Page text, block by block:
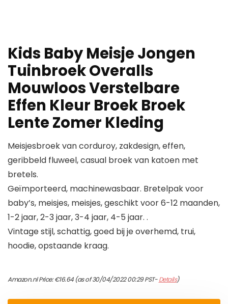
Kids Baby Meisje Jongen
Tuinbroek Overalls
Mouwloos Verstelbare
Effen Kleur Broek Broek
Lente Zomer Kleding
Meisjesbroek van corduroy, zakdesign, effen,
geribbeld fluweel, casual broek van katoen met
bretels.
Geïmporteerd, machinewasbaar. Bretelpak voor
baby’s, meisjes, meisjes, geschikt voor 6-12 maanden,
1-2 jaar, 2-3 jaar, 3-4 jaar, 4-5 jaar. .
Vintage stijl, schattig, goed bij je overhemd, trui,
hoodie, opstaande kraag.
Amazon.nl Price:€16.64(as of 30/04/2022 00:29 PST-Details)